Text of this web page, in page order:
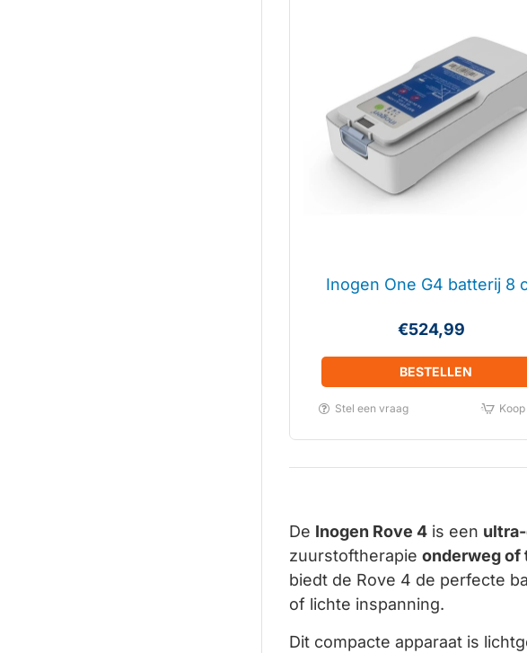
De Inogen Rove 4 is een
zuurstoftherapie onderweg of
biedt de Rove 4 de perfecte
of lichte inspanning.
Dit compacte apparaat is
Inogen One G4 batterij 8
€524,99
BESTELLEN
Stel een vraag Koop